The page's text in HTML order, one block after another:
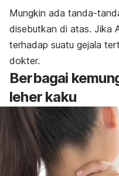
Mungkin ada tanda-
disebutkan di atas. Jika
terhadap suatu gejala
dokter.
Berbagai
leher kaku